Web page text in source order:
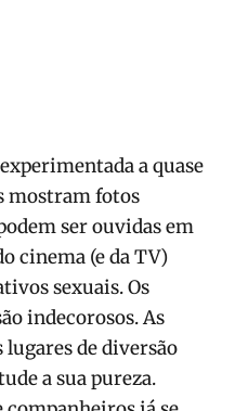
a quase
mostram fotos
ser ouvidas em
cinema (e da TV)
sexuais. Os
indecorosos. As
lugares de diversão
a sua pureza.